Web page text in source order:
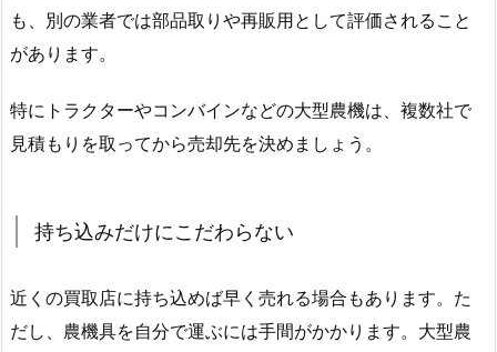
も、別の業者では部品取りや再販用として評価されること
があります。
特にトラクターやコンバインなどの大型農機は、複数社で
見積もりを取ってから売却先を決めましょう。
持ち込みだけにこだわらない
近くの買取店に持ち込めば早く売れる場合もあります。た
だし、農機具を自分で運ぶには手間がかかります。大型農